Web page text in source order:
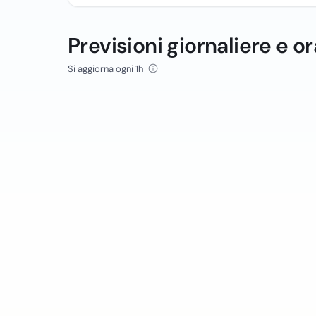
Previsioni giornaliere e
Si aggiorna ogni 1h